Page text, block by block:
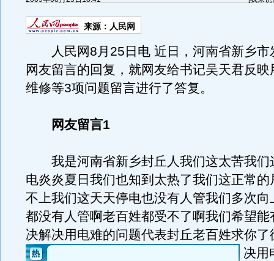
来源： 人民网
人民网8月25日电 近日，河南省新乡市
网友留言的回复，就网友给书记吴天君反
维修等3项问题留言进行了答复。
网友留言1
我是河南省新乡封丘人我们这太苦我们
电炎炎夏日我们也知到太热了我们这正常的
不上我们这天天停电也没有人管我们多次向
都没有人管啊老百姓都受不了啊我们希望能
决解决用电难的问题代表封丘老百姓求你了
决用